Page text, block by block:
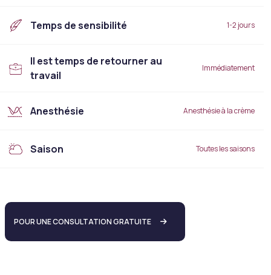
Temps de sensibilité 1-2 jours
Il est temps de retourner au
travail
Immédiatement
Anesthésie Anesthésie à la crème
Saison Toutes les saisons
POUR UNE CONSULTATION GRATUITE